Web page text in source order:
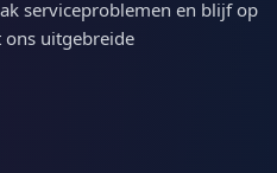
serviceproblemen en blijf op
uitgebreide